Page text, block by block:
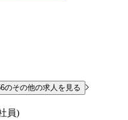
のその他の求人を見る
員)